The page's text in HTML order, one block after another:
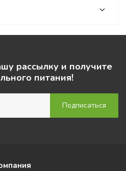
рассылку и получите
питания!